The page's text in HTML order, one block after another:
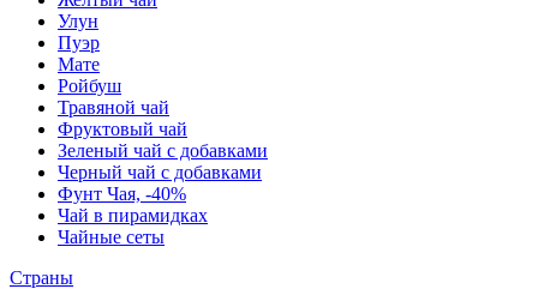
Улун
Пуэр
Мате
Ройбуш
Травяной чай
Фруктовый чай
Зеленый чай с добавками
Черный чай с добавками
Фунт Чая, -40%
Чай в пирамидках
Чайные сеты
Страны